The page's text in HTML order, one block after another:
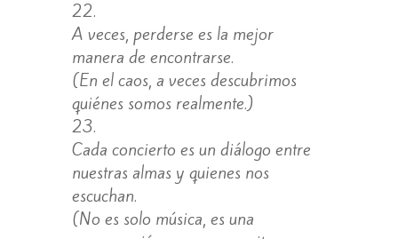
A veces, perderse es la mejor
manera de encontrarse.
(En el caos, a veces descubrimos
quiénes somos realmente.)
Cada concierto es un diálogo entre
nuestras almas y quienes nos
escuchan.
(No es solo música, es una